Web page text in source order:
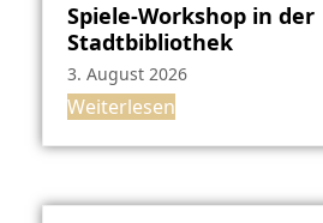
Spiele-Workshop in der
Stadtbibliothek
3. August 2026
Weiterlesen